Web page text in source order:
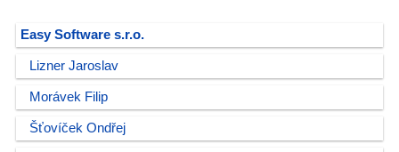
Easy Software s.r.o.
Lizner Jaroslav
Morávek Filip
Šťovíček Ondřej